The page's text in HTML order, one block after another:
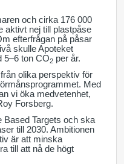
och cirka 176 000
aktivt nej till plastpåse
efterfrågan på påsar
skulle Apoteket
5–6 ton CO2 per år.
olika perspektiv för
Med
vi öka medvetenhet,
Forsberg.
Based Targets och ska
till 2030. Ambitionen
är att minska
till att nå de högt